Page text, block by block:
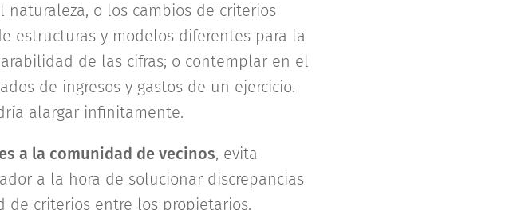
o los cambios de criterios
estructuras y modelos diferentes para la
de las cifras; o contemplar en el
de ingresos y gastos de un ejercicio.
alargar infinitamente.
a la comunidad de vecinos, evita
a la hora de solucionar discrepancias
de criterios entre los propietarios.